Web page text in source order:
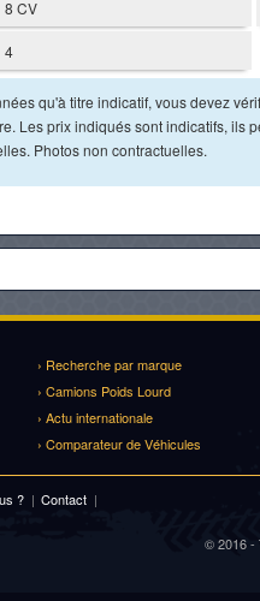
8 CV
4
qu'à titre indicatif, vous devez
Les prix indiqués sont indicatifs, ils
Photos non contractuelles.
› Recherche par marque
› Camions Poids Lourd
› Actu internationale
› Comparateur de Véhicules
? | Contact |
© 2016 -